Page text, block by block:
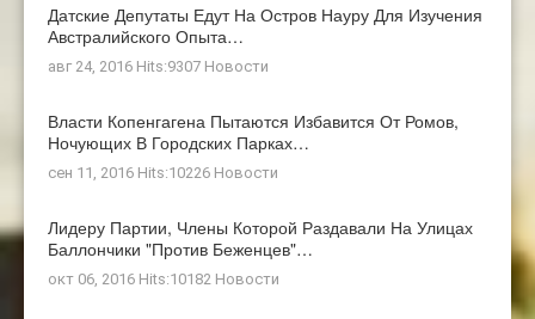
Датские Депутаты Едут На Остров Науру Для Изучения
Австралийского Опыта…
авг 24, 2016 Hits:9307 Новости
Власти Копенгагена Пытаются Избавится От Ромов,
Ночующих В Городских Парках…
сен 11, 2016 Hits:10226 Новости
Лидеру Партии, Члены Которой Раздавали На Улицах
Баллончики "против Беженцев"…
окт 06, 2016 Hits:10182 Новости